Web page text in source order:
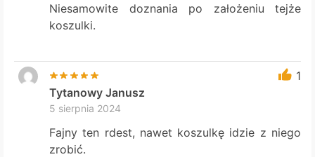
Niesamowite doznania po założeniu tejże
koszulki.
1
Tytanowy Janusz
5 sierpnia 2024
Fajny ten rdest, nawet koszulkę idzie z niego
zrobić.